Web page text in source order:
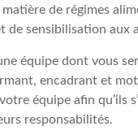
de régimes
de sensibilisation aux
équipe dont vous
encadrant et
équipe afin qu’ils
responsabilités.